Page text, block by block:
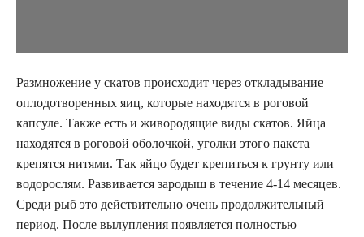
Размножение у скатов происходит через откладывание
оплодотворенных яиц, которые находятся в роговой
капсуле. Также есть и живородящие виды скатов. Яйца
находятся в роговой оболочкой, уголки этого пакета
крепятся нитями. Так яйцо будет крепиться к грунту или
водорослям. Развивается зародыш в течение 4-14 месяцев.
Среди рыб это действительно очень продолжительный
период. После вылупления появляется полностью